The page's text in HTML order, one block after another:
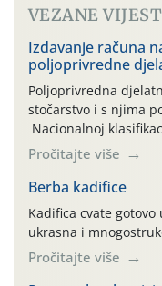
VEZANE
Izdavanje računa
poljoprivredne
Poljoprivredna
stočarstvo i s njima
Nacionalnoj
skupne 01.1, 01.2,
prerade
poljoprivredni
također može biti
maslinovog ulja,
Pročitajte više
Berba kadifice
Kadifica cvate
ukrasna i
Pročitajte više